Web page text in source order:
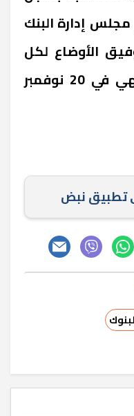
إدارة البنك
الأوضاع لكل
منهما لمدة 6 أشهر تنتهي في 20 نوفمبر
تطبيق نبض